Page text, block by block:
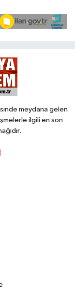
meydana gelen
ilgili en son